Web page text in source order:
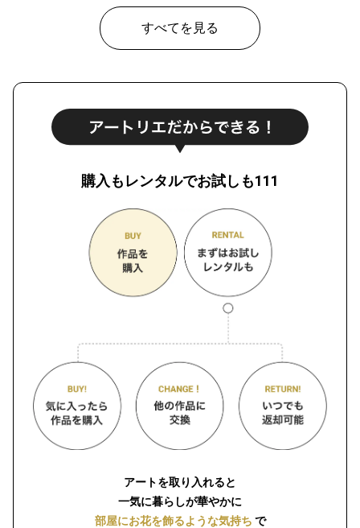
すべてを見る
購入もレンタルでお試しも111
アートを取り入れると
一気に暮らしが華やかに
部屋にお花を飾るような気持ち で